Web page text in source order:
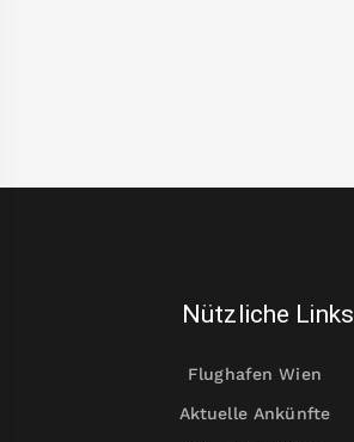
Nützliche Links
Flughafen Wien
Aktuelle Ankünfte